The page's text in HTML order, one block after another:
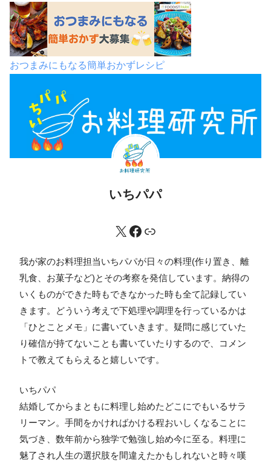
おつまみにもなる簡単おかずレシピ
いちパパ
我が家のお料理担当いちパパが日々の料理(作り置き、離
乳食、お菓子など)とその考察を発信しています。納得の
いくものができた時もできなかった時も全て記録してい
きます。どういう考えで下処理や調理を行っているかは
「ひとことメモ」に書いていきます。疑問に感じていた
り確信が持てないことも書いていたりするので、コメン
トで教えてもらえると嬉しいです。
いちパパ
結婚してからまともに料理し始めたどこにでもいるサラ
リーマン。手間をかければかける程おいしくなることに
気づき、数年前から独学で勉強し始め今に至る。料理に
魅了され人生の選択肢を間違えたかもしれないと時々嘆